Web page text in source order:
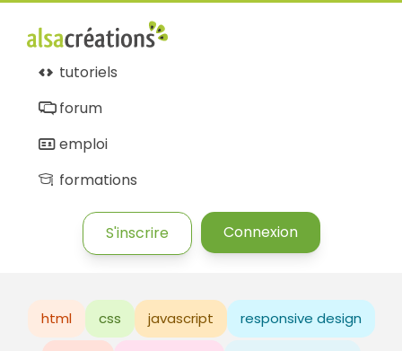
tutoriels
forum
emploi
formations
S'inscrire Connexion
html css javascript responsive design